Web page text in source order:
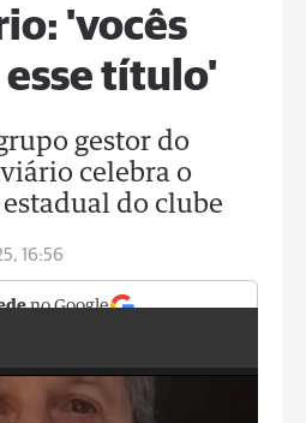
'vocês
título'
gestor do
celebra o
do clube
16:56
no Google